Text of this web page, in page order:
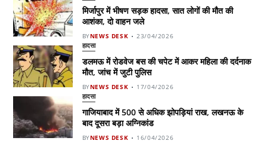
मिर्जापुर में भीषण सड़क हादसा, सात लोगों की मौत की
आशंका, दो वाहन जले
BYNEWS DESK 23/04/2026
हादसा
डलमऊ में रोडवेज बस की चपेट में आकर महिला की दर्दनाक
मौत, जांच में जुटी पुलिस
BYNEWS DESK 17/04/2026
हादसा
गाजियाबाद में 500 से अधिक झोपड़ियां राख, लखनऊ के
बाद दूसरा बड़ा अग्निकांड
BYNEWS DESK 16/04/2026